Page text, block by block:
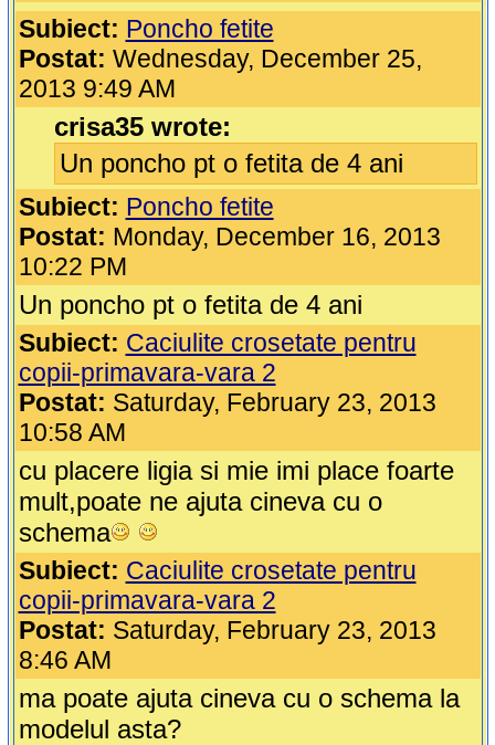
Subiect: Poncho fetite
Postat: Wednesday, December 25,
2013 9:49 AM
crisa35 wrote:
Un poncho pt o fetita de 4 ani
Subiect: Poncho fetite
Postat: Monday, December 16, 2013
10:22 PM
Un poncho pt o fetita de 4 ani
Subiect: Caciulite crosetate pentru
copii-primavara-vara 2
Postat: Saturday, February 23, 2013
10:58 AM
cu placere ligia si mie imi place foarte
mult,poate ne ajuta cineva cu o
schema
Subiect: Caciulite crosetate pentru
copii-primavara-vara 2
Postat: Saturday, February 23, 2013
8:46 AM
ma poate ajuta cineva cu o schema la
modelul asta?